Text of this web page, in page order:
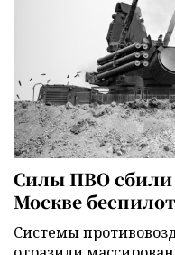
Силы ПВО сбили
Москве
Cистемы